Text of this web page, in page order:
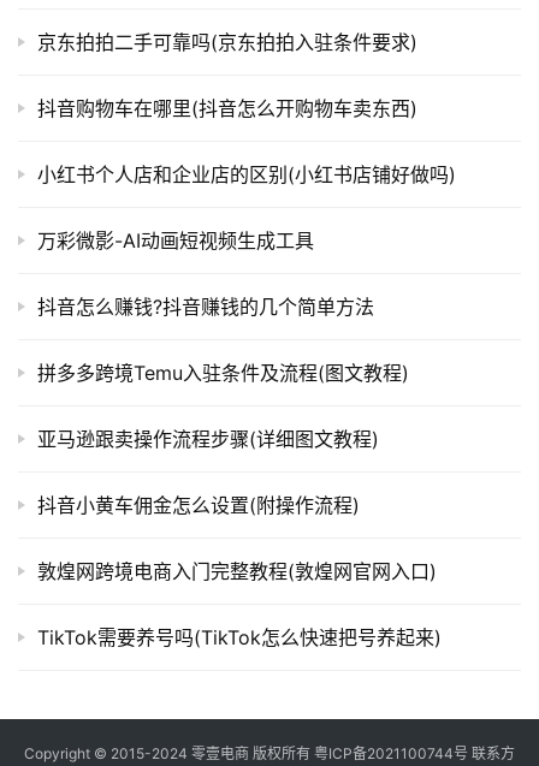
京东拍拍二手可靠吗(京东拍拍入驻条件要求)
抖音购物车在哪里(抖音怎么开购物车卖东西)
小红书个人店和企业店的区别(小红书店铺好做吗)
万彩微影-AI动画短视频生成工具
抖音怎么赚钱?抖音赚钱的几个简单方法
拼多多跨境Temu入驻条件及流程(图文教程)
亚马逊跟卖操作流程步骤(详细图文教程)
抖音小黄车佣金怎么设置(附操作流程)
敦煌网跨境电商入门完整教程(敦煌网官网入口)
TikTok需要养号吗(TikTok怎么快速把号养起来)
Copyright © 2015-2024 零壹电商 版权所有 粤ICP备2021100744号 联系方